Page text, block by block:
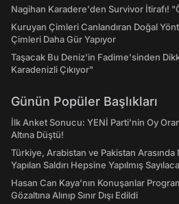
Nagihan Karadere'den Survivor İtirafı!
Kuruyan Çimleri Canlandıran Doğal
Çimleri Daha Gür Yapıyor
Taşacak Bu Deniz'in Fadime'sinden
Karadenizli Çıkıyor"
Günün Popüler Başlıkları
İlk Anket Sonucu: YENİ Parti'nin Oy
Altına Düştü!
Türkiye, Arabistan ve Pakistan
Yapılan Saldırı Hepsine Yapılmış
Hasan Can Kaya’nın Konuşanlar
Gözaltına Alınıp Sınır Dışı Edildi